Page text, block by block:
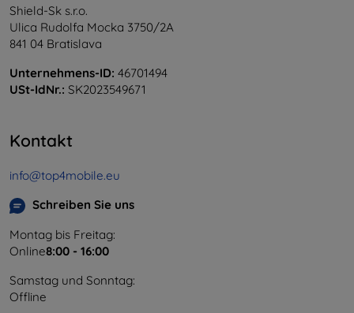
Shield-Sk s.r.o.
Ulica Rudolfa Mocka 3750/2A
841 04 Bratislava
Unternehmens-ID: 46701494
USt-IdNr.: SK2023549671
Kontakt
info@top4mobile.eu
Schreiben Sie uns
Montag bis Freitag:
Online8:00 - 16:00
Samstag und Sonntag:
Offline